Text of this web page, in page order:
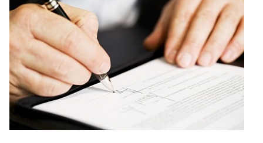
Смотреть проект